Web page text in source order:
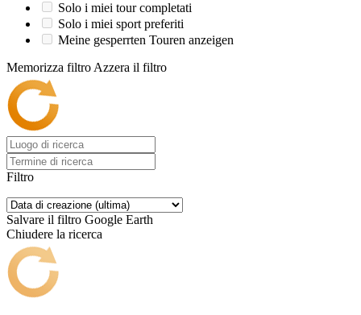
Solo i miei tour completati
Solo i miei sport preferiti
Meine gesperrten Touren anzeigen
Memorizza filtro Azzera il filtro
Filtro
Salvare il filtro Google Earth
Chiudere la ricerca